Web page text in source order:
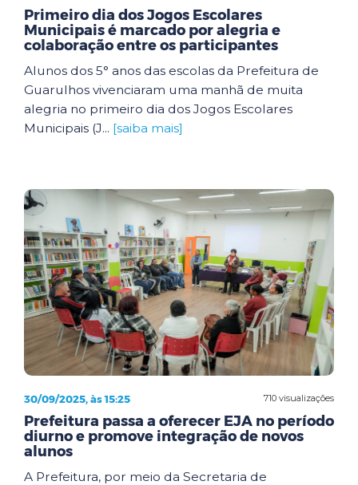
Primeiro dia dos Jogos Escolares
Municipais é marcado por alegria e
colaboração entre os participantes
Alunos dos 5° anos das escolas da Prefeitura de
Guarulhos vivenciaram uma manhã de muita
alegria no primeiro dia dos Jogos Escolares
Municipais (J... [saiba mais]
710 visualizações
30/09/2025, às 15:25
Prefeitura passa a oferecer EJA no período
diurno e promove integração de novos
alunos
A Prefeitura, por meio da Secretaria de